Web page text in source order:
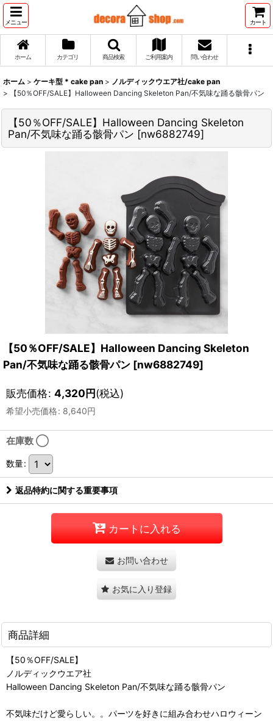
メニュー カート
ホーム カテゴリ 商品検索 ご利用案内 問い合わせ
ホーム > ケーキ型 * cake pan > ノルディックウエア社/cake pan
>
【50％OFF/SALE】Halloween Dancing Skeleton Pan/不気味な踊る骸骨パン
【50％OFF/SALE】Halloween Dancing Skeleton
Pan/不気味な踊る骸骨パン [nw6882749]
【50％OFF/SALE】Halloween Dancing Skeleton
Pan/不気味な踊る骸骨パン [nw6882749]
販売価格: 4,320円(税込)
希望小売価格: 8,640円
在庫数 ◯
数量:
返品特約に関する重要事項
カートに入れる
お問い合わせ
お気に入り登録
商品詳細
【50％OFF/SALE】
ノルディックウエア社
Halloween Dancing Skeleton Pan/不気味な踊る骸骨パン
不気味だけど愛らしい。。パーツを好きに組み合わせハロウィーン